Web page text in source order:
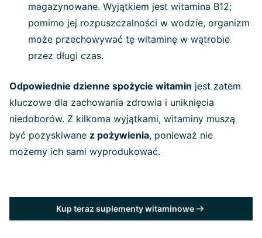
magazynowane. Wyjątkiem jest witamina B12;
pomimo jej rozpuszczalności w wodzie, organizm
może przechowywać tę witaminę w wątrobie
przez długi czas.
Odpowiednie dzienne spożycie witamin jest zatem
kluczowe dla zachowania zdrowia i uniknięcia
niedoborów. Z kilkoma wyjątkami, witaminy muszą
być pozyskiwane z pożywienia, ponieważ nie
możemy ich sami wyprodukować.
Kup teraz suplementy witaminowe